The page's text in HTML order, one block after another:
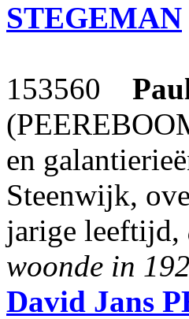
STEGEMAN
153560
en
Steenwijk,
jarige leeftijd,
woonde in
David Jans